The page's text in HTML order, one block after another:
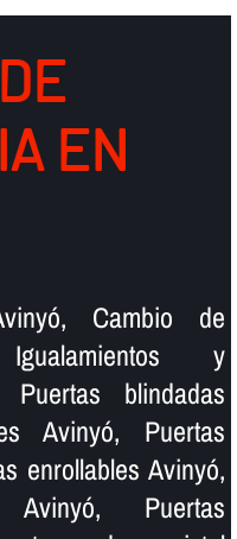
EN
Cambio de
y
Puertas blindadas
Avinyó, Puertas
enrollables Avinyó,
Avinyó, Puertas